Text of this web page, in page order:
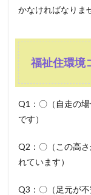
かなければなりま
福祉住環境
Q1：〇（自走の
です）
Q2：〇（この高
れています）
Q3：〇（足元が